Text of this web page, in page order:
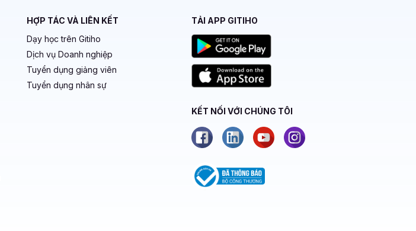
HỢP TÁC VÀ LIÊN KẾT
Dạy học trên Gitiho
Dịch vụ Doanh nghiệp
Tuyển dụng giảng viên
Tuyển dụng nhân sự
TẢI APP GITIHO
KẾT NỐI VỚI CHÚNG TÔI